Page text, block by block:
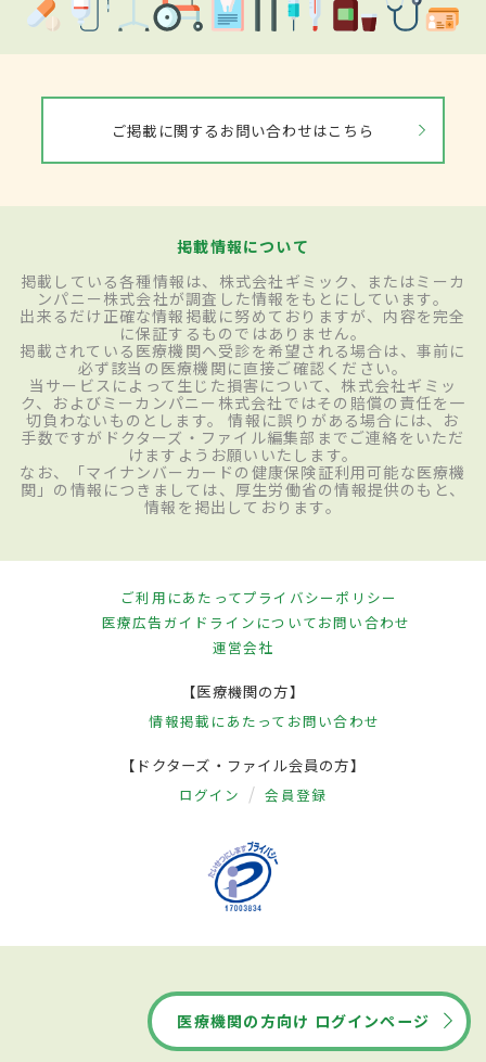
ご掲載に関するお問い合わせはこちら
掲載情報について
掲載している各種情報は、株式会社ギミック、またはミーカ
ンパニー株式会社が調査した情報をもとにしています。
出来るだけ正確な情報掲載に努めておりますが、内容を完全
に保証するものではありません。
掲載されている医療機関へ受診を希望される場合は、事前に
必ず該当の医療機関に直接ご確認ください。
当サービスによって生じた損害について、株式会社ギミッ
ク、およびミーカンパニー株式会社ではその賠償の責任を一
切負わないものとします。 情報に誤りがある場合には、お
手数ですがドクターズ・ファイル編集部までご連絡をいただ
けますようお願いいたします。
なお、「マイナンバーカードの健康保険証利用可能な医療機
関」の情報につきましては、厚生労働省の情報提供のもと、
情報を掲出しております。
ご利用にあたってプライバシーポリシー
医療広告ガイドラインについてお問い合わせ
運営会社
【医療機関の方】
情報掲載にあたって お問い合わせ
【ドクターズ・ファイル会員の方】
ログイン 会員登録
医療機関の方向け ログインページ